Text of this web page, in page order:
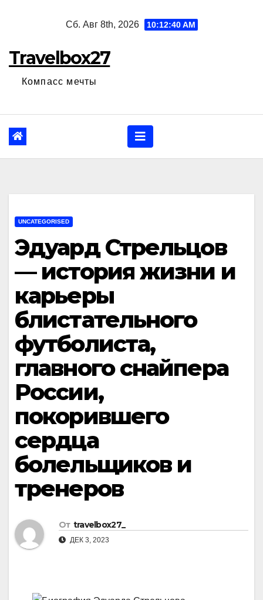
Сб. Авг 8th, 2026 10:12:41 AM
Travelbox27
Компасс мечты
UNCATEGORISED
Эдуард Стрельцов
— история жизни и
карьеры
блистательного
футболиста,
главного снайпера
России,
покорившего
сердца
болельщиков и
тренеров
От travelbox27_
ДЕК 3, 2023